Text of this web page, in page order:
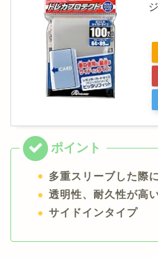
多重スリーブした際
透明性、耐久性が高
サイドインタイプ